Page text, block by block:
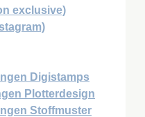
exclusive)
Digistamps
Plotterdesign
Stoffmuster